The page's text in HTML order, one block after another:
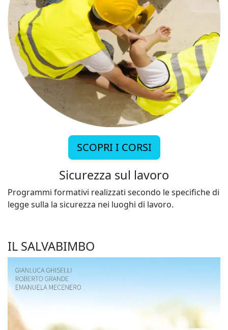
SCOPRI I CORSI
Sicurezza sul lavoro
Programmi formativi realizzati secondo le specifiche di
legge sulla la sicurezza nei luoghi di lavoro.
IL SALVABIMBO